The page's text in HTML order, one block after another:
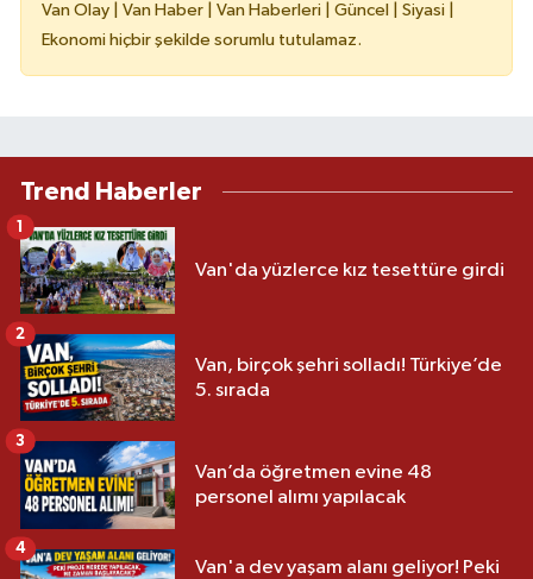
Van Olay | Van Haber | Van Haberleri | Güncel | Siyasi |
Ekonomi hiçbir şekilde sorumlu tutulamaz.
Trend Haberler
Van'da yüzlerce kız tesettüre girdi
1
Van, birçok şehri solladı! Türkiye’de
5. sırada
2
Van’da öğretmen evine 48
personel alımı yapılacak
3
Van'a dev yaşam alanı geliyor! Peki
4